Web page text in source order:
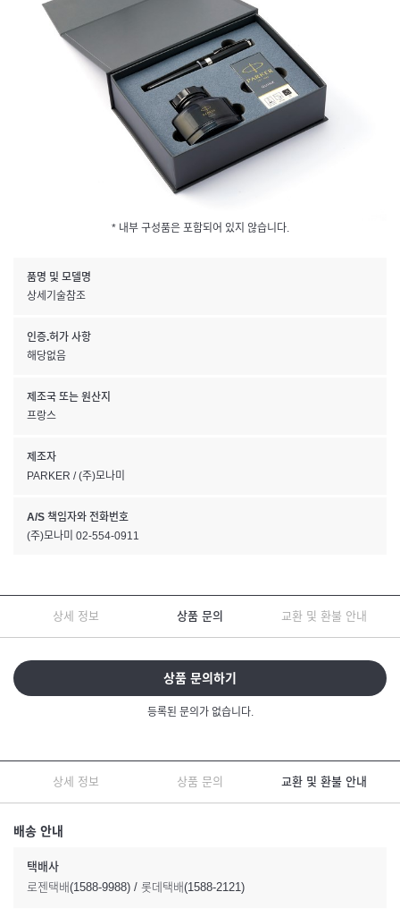
* 내부 구성품은 포함되어 있지 않습니다.
품명 및 모델명
상세기술참조
인증.허가 사항
해당없음
제조국 또는 원산지
프랑스
제조자
PARKER / (주)모나미
A/S 책임자와 전화번호
(주)모나미 02-554-0911
상세 정보 상품 문의 교환 및 환불 안내
상품 문의하기
등록된 문의가 없습니다.
상세 정보 상품 문의 교환 및 환불 안내
배송 안내
택배사
로젠택배(1588-9988) / 롯데택배(1588-2121)